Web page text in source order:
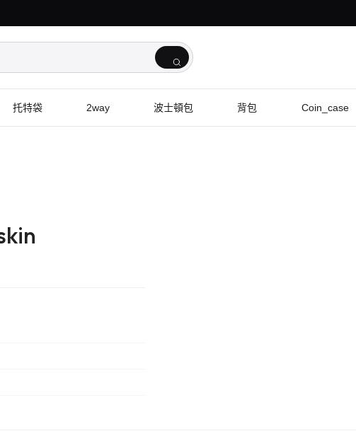
托特袋 2way 波士頓包 背包 Coin_case